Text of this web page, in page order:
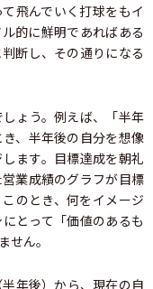
飛んでいく打球をもイ
的に鮮明であればある
断し、その通りになる
ょう。例えば、「半年
、半年後の自分を想像
ます。目標達成を朝礼
業成績のグラフが目標
のとき、何をイメージ
とって「価値のあるも
せん。
年後）から、現在の自